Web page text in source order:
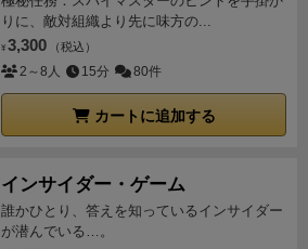
りに、敵対組織より先に味方の...
¥ 3,300 （税込）
2～8人 15分 80件
カートに追加する
インサイダー・ゲーム
誰かひとり、答えを知っているインサイダー
が潜んでいる…。